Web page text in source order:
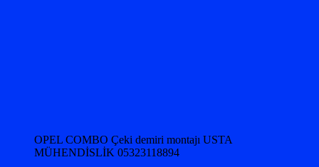
OPEL COMBO Çeki demiri montajı USTA
MÜHENDİSLİK 05323118894